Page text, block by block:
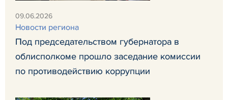
09.06.2026
Новости региона
Под председательством губернатора в
облисполкоме прошло заседание комиссии
по противодействию коррупции